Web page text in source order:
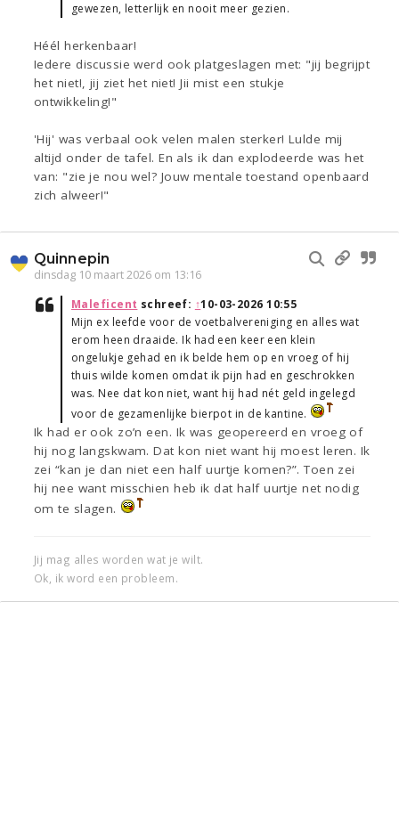
gewezen, letterlijk en nooit meer gezien.
Héél herkenbaar!
Iedere discussie werd ook platgeslagen met: "jij begrijpt
het niet!, jij ziet het niet! Jii mist een stukje
ontwikkeling!"
'Hij' was verbaal ook velen malen sterker! Lulde mij
altijd onder de tafel. En als ik dan explodeerde was het
van: "zie je nou wel? Jouw mentale toestand openbaard
zich alweer!"
Quinnepin
dinsdag 10 maart 2026 om 13:16
Maleficent schreef: ↑10-03-2026 10:55
Mijn ex leefde voor de voetbalvereniging en alles wat
erom heen draaide. Ik had een keer een klein
ongelukje gehad en ik belde hem op en vroeg of hij
thuis wilde komen omdat ik pijn had en geschrokken
was. Nee dat kon niet, want hij had nét geld ingelegd
voor de gezamenlijke bierpot in de kantine.
Ik had er ook zo’n een. Ik was geopereerd en vroeg of
hij nog langskwam. Dat kon niet want hij moest leren. Ik
zei “kan je dan niet een half uurtje komen?”. Toen zei
hij nee want misschien heb ik dat half uurtje net nodig
om te slagen.
Jij mag alles worden wat je wilt.
Ok, ik word een probleem.